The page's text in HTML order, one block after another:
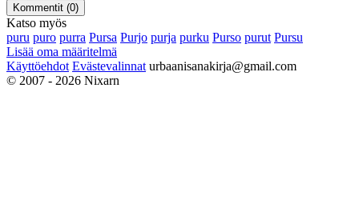
Kommentit (0)
Katso myös
puru puro purra Pursa Purjo purja purku Purso purut Pursu
Lisää oma määritelmä
Käyttöehdot Evästevalinnat urbaanisanakirja@gmail.com
© 2007 - 2026 Nixarn